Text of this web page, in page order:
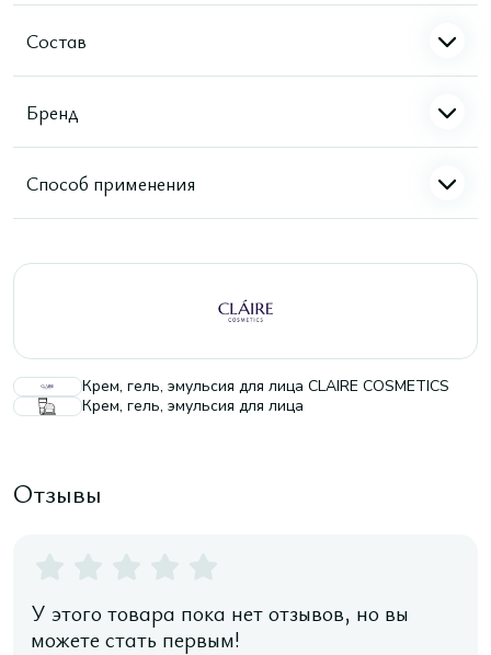
Состав
Бренд
Способ применения
Крем, гель, эмульсия для лица CLAIRE COSMETICS
Крем, гель, эмульсия для лица
Отзывы
У этого товара пока нет отзывов, но вы
можете стать первым!